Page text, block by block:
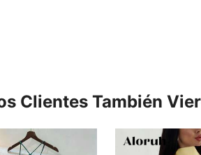
Clientes También